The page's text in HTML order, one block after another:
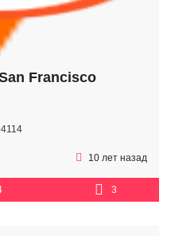
Francisco
10 лет назад
3